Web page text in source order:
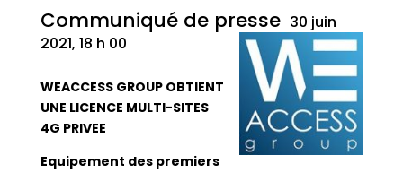
Communiqué de presse 30 juin
2021, 18 h 00
WEACCESS GROUP OBTIENT
UNE LICENCE MULTI-SITES
4G PRIVEE
Equipement des premiers